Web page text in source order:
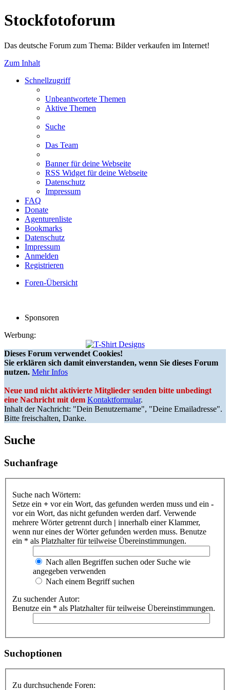
Stockfotoforum
Das deutsche Forum zum Thema: Bilder verkaufen im Internet!
Zum Inhalt
Schnellzugriff
Unbeantwortete Themen
Aktive Themen
Suche
Das Team
Banner für deine Webseite
RSS Widget für deine Webseite
Datenschutz
Impressum
FAQ
Donate
Agenturenliste
Bookmarks
Datenschutz
Impressum
Anmelden
Registrieren
Foren-Übersicht
Sponsoren
Werbung:
Dieses Forum verwendet Cookies!
Sie erklären sich damit einverstanden, wenn Sie dieses Forum
nutzen. Mehr Infos
Neue und nicht aktivierte Mitglieder senden bitte unbedingt
eine Nachricht mit dem Kontaktformular.
Inhalt der Nachricht: "Dein Benutzername", "Deine Emailadresse".
Bitte freischalten, Danke.
Suche
Suchanfrage
Suche nach Wörtern:
Setze ein + vor ein Wort, das gefunden werden muss und ein -
vor ein Wort, das nicht gefunden werden darf. Verwende
mehrere Wörter getrennt durch | innerhalb einer Klammer,
wenn nur eines der Wörter gefunden werden muss. Benutze
ein * als Platzhalter für teilweise Übereinstimmungen.
Nach allen Begriffen suchen oder Suche wie
angegeben verwenden
Nach einem Begriff suchen
Zu suchender Autor:
Benutze ein * als Platzhalter für teilweise Übereinstimmungen.
Suchoptionen
Zu durchsuchende Foren: